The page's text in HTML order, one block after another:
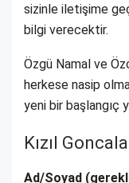
sizinle iletişime
bilgi verecektir.
Özgü Namal ve
herkese nasip
yeni bir başlangıç
Kızıl
Ad/Soyad